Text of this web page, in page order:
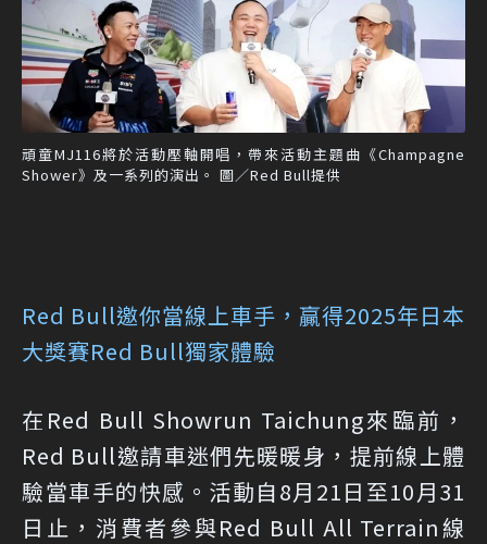
頑童MJ116將於活動壓軸開唱，帶來活動主題曲《Champagne
Shower》及一系列的演出。 圖／Red Bull提供
Red Bull邀你當線上車手，贏得2025年日本
大獎賽Red Bull獨家體驗
在Red Bull Showrun Taichung來臨前，
Red Bull邀請車迷們先暖暖身，提前線上體
驗當車手的快感。活動自8月21日至10月31
日止，消費者參與Red Bull All Terrain線